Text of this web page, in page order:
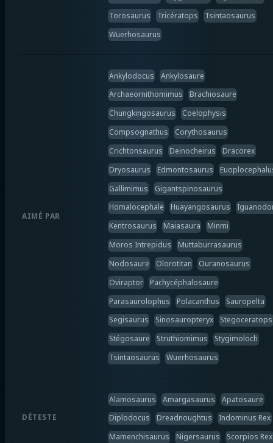
Torosaurus
Tricératops
Tsintaosaurus
Wuerhosaurus
AIMÉ PAR
Ankylodocus
Ankylosaure
Archaeornithomimus
Brachiosaure
Chungkingosaurus
Coelophysis
Compsognathus
Corythosaurus
Crichtonsaurus
Deinocheirus
Dracorex
Dryosaurus
Edmontosaurus
Gallimimus
Gigantspinosaurus
Homalocephale
Huayangosaurus
Kentrosaurus
Maiasaura
Minmi
Moros Intrepidus
Muttaburrasaurus
Nodosaure
Olorotitan
Ouranosaurus
Oviraptor
Pachycéphalosaure
Parasaurolophus
Polacanthus
Sauropelta
Segisaurus
Sinosauropteryx
Stegoceratops
Stégosaure
Struthiomimus
Stygimoloch
Tsintaosaurus
Wuerhosaurus
DÉTESTE
Alamosaurus Amargasaurus
Apatosaure
Diplodocus
Dreadnoughtus
Indominus Rex
Mamenchisaurus
Nigersaurus Scorpios Rex